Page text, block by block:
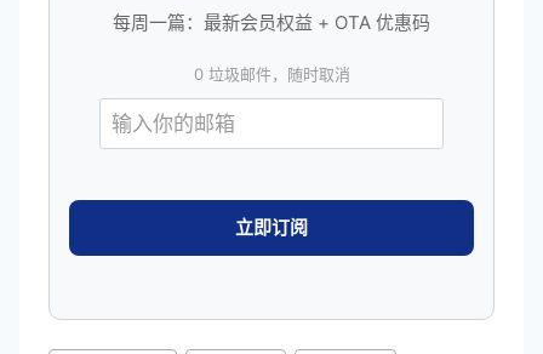
每周一篇：最新会员权益 + OTA 优惠码
0 垃圾邮件，随时取消